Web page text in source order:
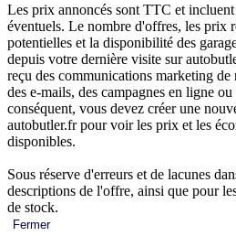
Les prix annoncés sont TTC et incluent
éventuels. Le nombre d'offres, les prix
potentielles et la disponibilité des
depuis votre dernière visite sur
reçu des communications marketing
des e-mails, des campagnes en ligne
conséquent, vous devez créer une
autobutler.fr pour voir les prix et les
disponibles.
Sous réserve d'erreurs et de lacunes
descriptions de l'offre, ainsi que pour
de stock.
Fermer